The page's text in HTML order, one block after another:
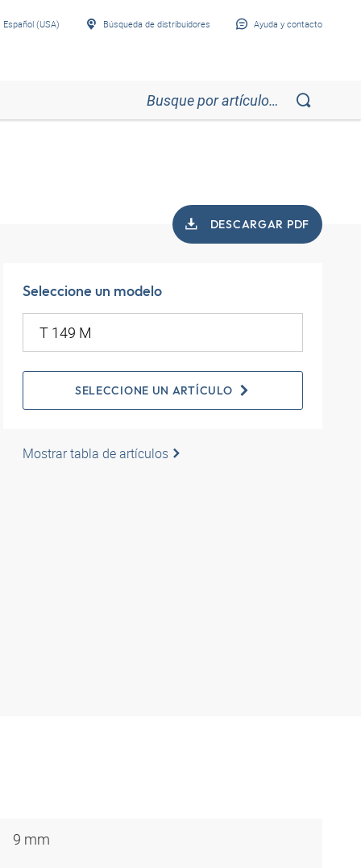
Español (USA) Búsqueda de distribuidores Ayuda y contacto
DESCARGAR PDF
Seleccione un modelo
SELECCIONE UN ARTÍCULO
Mostrar tabla de artículos
9 mm